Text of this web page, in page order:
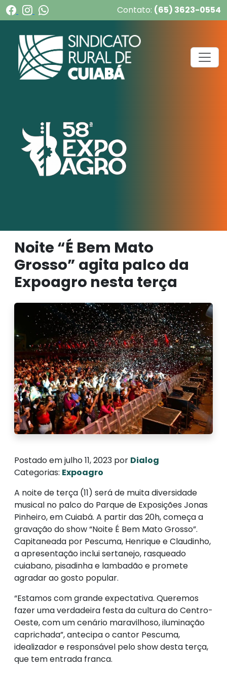
Contato: (65) 3623-0554
Noite “É Bem Mato
Grosso” agita palco da
Expoagro nesta terça
Postado em julho 11, 2023 por Dialog
Categorias: Expoagro
A noite de terça (11) será de muita diversidade
musical no palco do Parque de Exposições Jonas
Pinheiro, em Cuiabá. A partir das 20h, começa a
gravação do show “Noite É Bem Mato Grosso”.
Capitaneada por Pescuma, Henrique e Claudinho,
a apresentação inclui sertanejo, rasqueado
cuiabano, pisadinha e lambadão e promete
agradar ao gosto popular.
“Estamos com grande expectativa. Queremos
fazer uma verdadeira festa da cultura do Centro-
Oeste, com um cenário maravilhoso, iluminação
caprichada”, antecipa o cantor Pescuma,
idealizador e responsável pelo show desta terça,
que tem entrada franca.